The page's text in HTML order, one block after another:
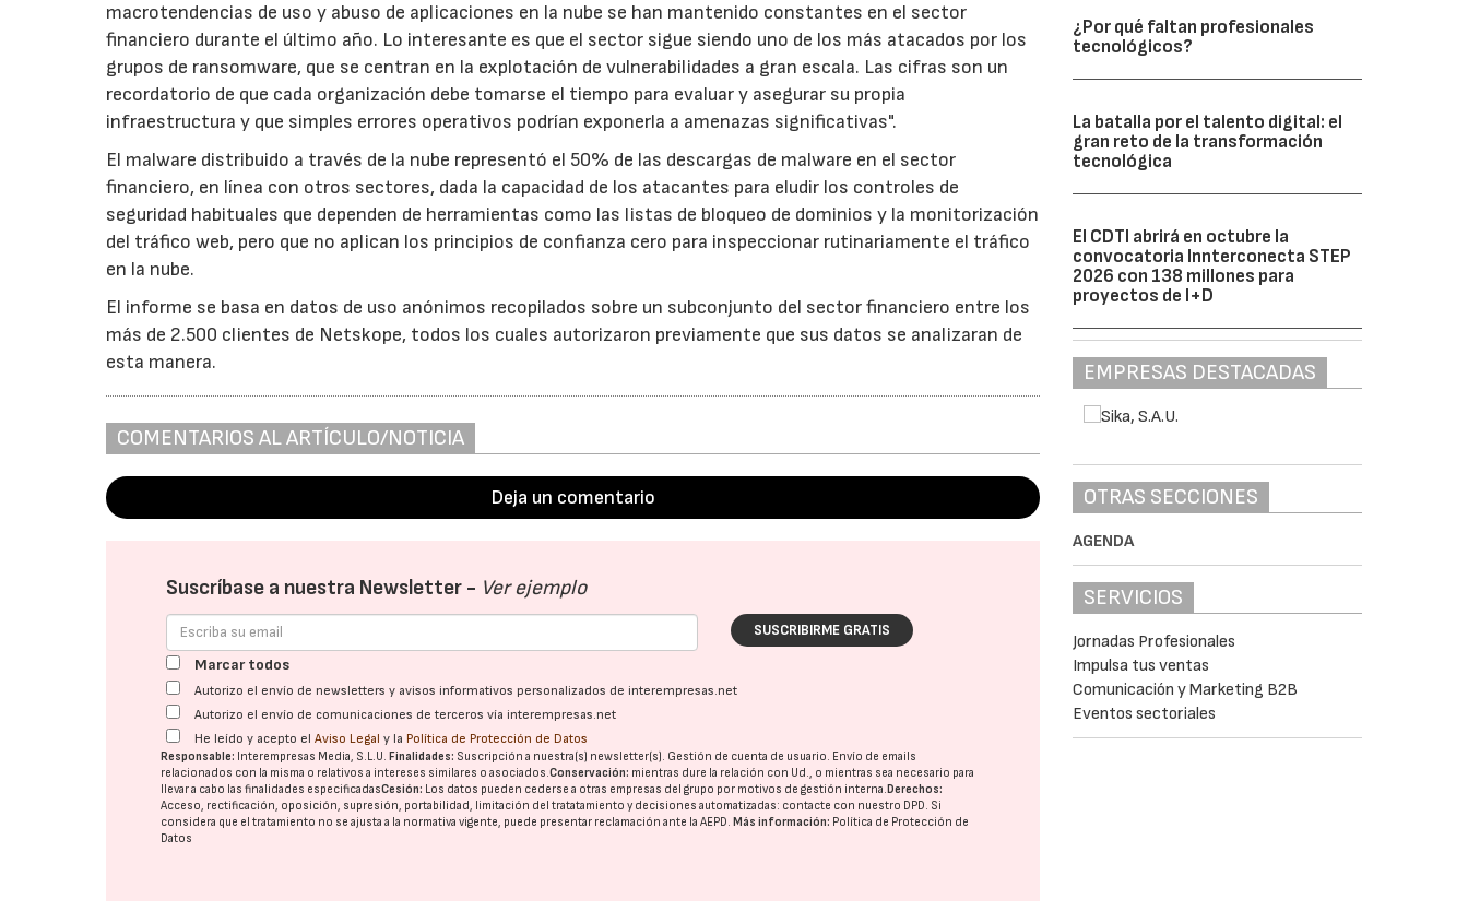
macrotendencias de uso y abuso de aplicaciones en la nube se han mantenido constantes en el sector
financiero durante el último año. Lo interesante es que el sector sigue siendo uno de los más atacados por los
grupos de ransomware, que se centran en la explotación de vulnerabilidades a gran escala. Las cifras son un
recordatorio de que cada organización debe tomarse el tiempo para evaluar y asegurar su propia
infraestructura y que simples errores operativos podrían exponerla a amenazas significativas".
El malware distribuido a través de la nube representó el 50% de las descargas de malware en el sector
financiero, en línea con otros sectores, dada la capacidad de los atacantes para eludir los controles de
seguridad habituales que dependen de herramientas como las listas de bloqueo de dominios y la monitorización
del tráfico web, pero que no aplican los principios de confianza cero para inspeccionar rutinariamente el tráfico
en la nube.
El informe se basa en datos de uso anónimos recopilados sobre un subconjunto del sector financiero entre los
más de 2.500 clientes de Netskope, todos los cuales autorizaron previamente que sus datos se analizaran de
esta manera.
COMENTARIOS AL ARTÍCULO/NOTICIA
Deja un comentario
Suscríbase a nuestra Newsletter - Ver ejemplo
SUSCRIBIRME GRATIS
Marcar todos
Autorizo el envío de newsletters y avisos informativos personalizados de interempresas.net
Autorizo el envío de comunicaciones de terceros vía interempresas.net
He leído y acepto elAviso Legal y la Política de Protección de Datos
Responsable: Interempresas Media, S.L.U.Finalidades: Suscripción a nuestra(s) newsletter(s). Gestión de cuenta de usuario. Envío de emails
relacionados con la misma o relativos a intereses similares o asociados.Conservación: mientras dure la relación con Ud., o mientras sea necesario para
llevar a cabo las finalidades especificadasCesión: Los datos pueden cederse a otras empresas del grupo por motivos de gestión interna.Derechos:
Acceso, rectificación, oposición, supresión, portabilidad, limitación del tratatamiento y decisiones automatizadas: contacte con nuestro DPD. Si
considera que el tratamiento no se ajusta a la normativa vigente, puede presentar reclamación ante laAEPD.Más información: Política de Protección de
Datos
¿Por qué faltan profesionales
tecnológicos?
La batalla por el talento digital: el
gran reto de la transformación
tecnológica
El CDTI abrirá en octubre la
convocatoria Innterconecta STEP
2026 con 138 millones para
proyectos de I+D
EMPRESAS DESTACADAS
OTRAS SECCIONES
AGENDA
SERVICIOS
Jornadas Profesionales
Impulsa tus ventas
Comunicación y Marketing B2B
Eventos sectoriales